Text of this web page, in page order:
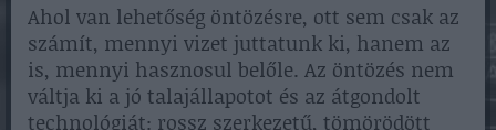
Ahol van lehetőség öntözésre, ott sem csak az
számít, mennyi vizet juttatunk ki, hanem az
is, mennyi hasznosul belőle. Az öntözés nem
váltja ki a jó talajállapotot és az átgondolt
technológiát: rossz szerkezetű, tömörödött